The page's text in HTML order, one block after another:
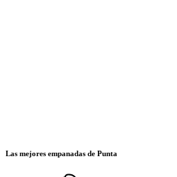
Las mejores empanadas de Punta